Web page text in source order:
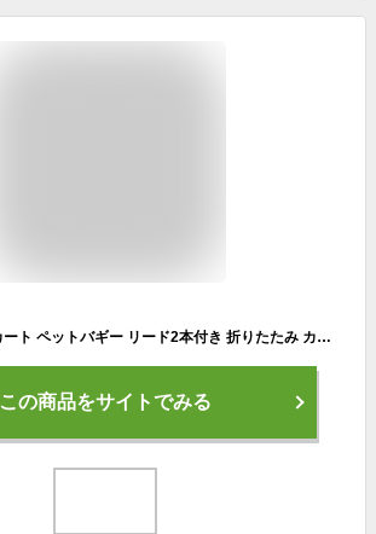
(Maydolly)ペットカート ペットバギー リード2本付き 折りたたみ カゴだけ利用可能 中小型ペット 20キロまで (グレー)
この商品をサイトでみる